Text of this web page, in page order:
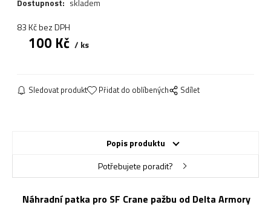
Dostupnost: skladem
83Kčbez DPH
100 Kč ks
Sledovat produkt Přidat do oblíbených Sdílet
Popis produktu
Potřebujete poradit?
Náhradní patka pro SF Crane pažbu od Delta Armory